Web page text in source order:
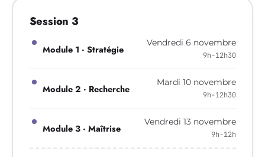
Session 3
Module 1 · Stratégie
Vendredi 6 novembre
9h-12h30
Module 2 · Recherche
Mardi 10 novembre
9h-12h30
Module 3 · Maîtrise
Vendredi 13 novembre
9h-12h